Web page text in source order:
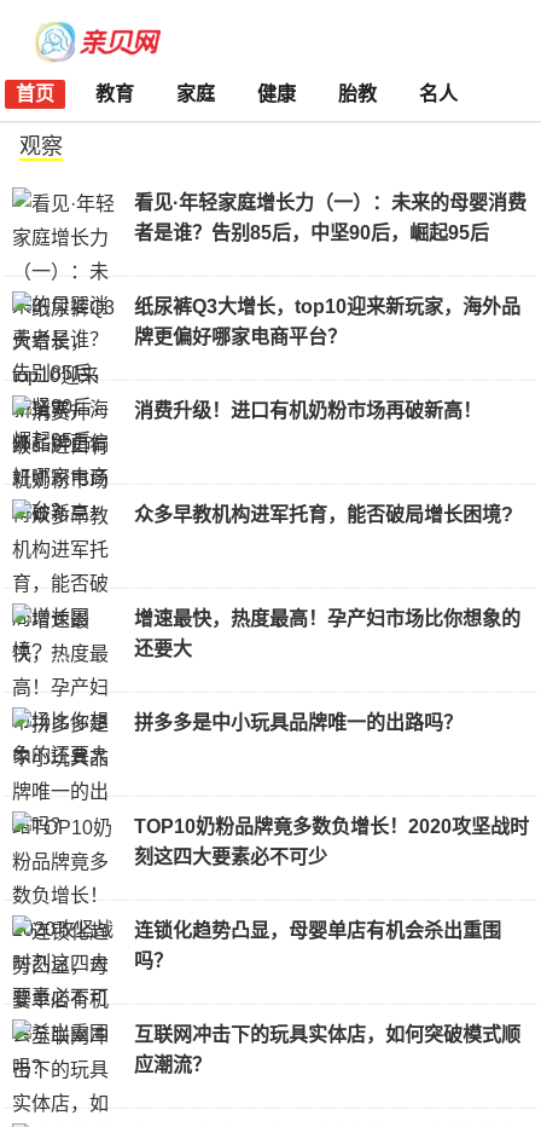
首页 教育 家庭 健康 胎教 名人
观察
看见·年轻家庭增长力（一）：未来的母婴消费
者是谁？告别85后，中坚90后，崛起95后
纸尿裤Q3大增长，top10迎来新玩家，海外品
牌更偏好哪家电商平台？
消费升级！进口有机奶粉市场再破新高！
众多早教机构进军托育，能否破局增长困境?
增速最快，热度最高！孕产妇市场比你想象的
还要大
拼多多是中小玩具品牌唯一的出路吗？
TOP10奶粉品牌竟多数负增长！2020攻坚战时
刻这四大要素必不可少
连锁化趋势凸显，母婴单店有机会杀出重围
吗？
互联网冲击下的玩具实体店，如何突破模式顺
应潮流？